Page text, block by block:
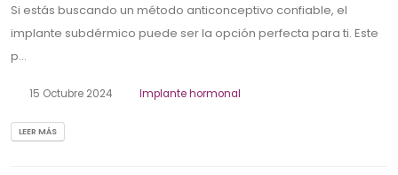
Si estás buscando un método anticonceptivo confiable, el
implante subdérmico puede ser la opción perfecta para ti. Este
p...
15 Octubre 2024 Implante hormonal
LEER MÁS